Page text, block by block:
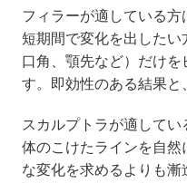
フィラーが適している方
短期間で変化を出したい
口角、顎先など）だけ
す。即効性のある結果と
スカルプトラが適して
体のこけたラインを自然
な変化を求めるよりも